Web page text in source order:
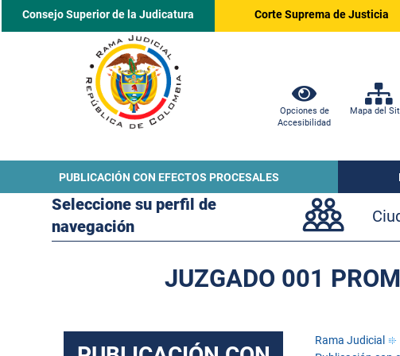
Consejo Superior de la Judicatura Corte Suprema de Justicia
Opciones de
Accesibilidad
Mapa del
PUBLICACIÓN CON EFECTOS PROCESALES
Seleccione su perfil de
navegación
JUZGADO 001
Rama Judicial